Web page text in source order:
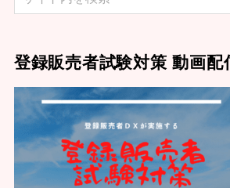
登録販売者試験対策 動画配